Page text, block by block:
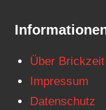
Über Brickzeit
Impressum
Datenschutz